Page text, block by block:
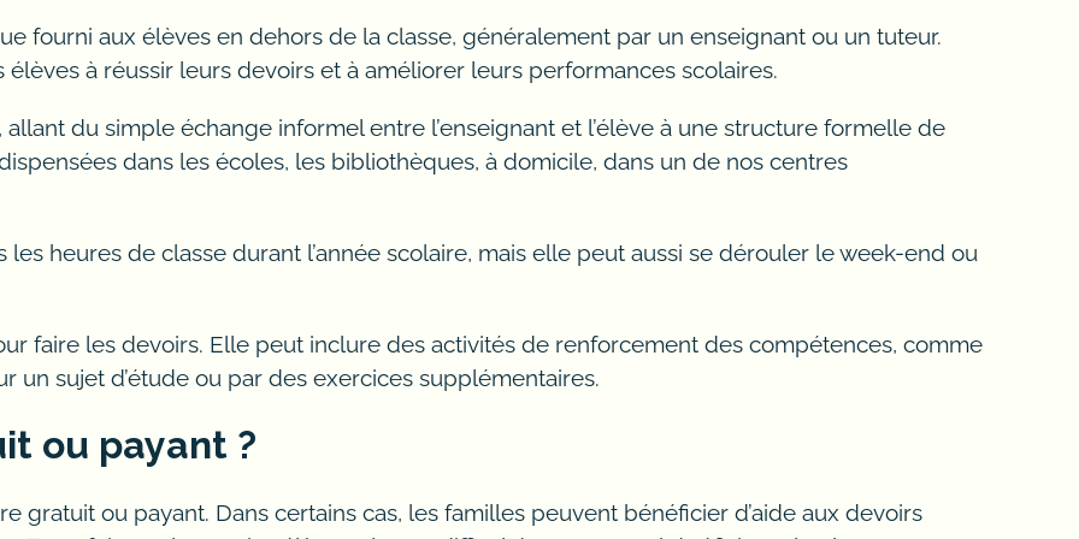
enseignement – niveau primaire, tutorat de niveau primaire, anglais
les troubles scolaires et les difficultés d’apprentissages.
anglais, psychologie, biochimie, science informatique,
motivation, scolarisation, aide aux devoirs.
élèves, formation, cours, adresse, jours, jeunes, non, aider, 2022,
mieux, anglais, primaire à domicile, en français, demande,
rattrapage scolaire pour obtenir les résultats maintenant. Les enseignants et un tuteur aide
fourni aux élèves en dehors de la classe, généralement par un enseignant ou un tuteur.
élèves à réussir leurs devoirs et à améliorer leurs performances scolaires.
du simple échange informel entre l’enseignant et l’élève à une structure formelle de
dans les écoles, les bibliothèques, à domicile, dans un de nos centres
heures de classe durant l’année scolaire, mais elle peut aussi se dérouler le week-end ou
faire les devoirs. Elle peut inclure des activités de renforcement des compétences, comme
un sujet d’étude ou par des exercices supplémentaires.
ou payant ?
gratuit ou payant. Dans certains cas, les familles peuvent bénéficier d’aide aux devoirs